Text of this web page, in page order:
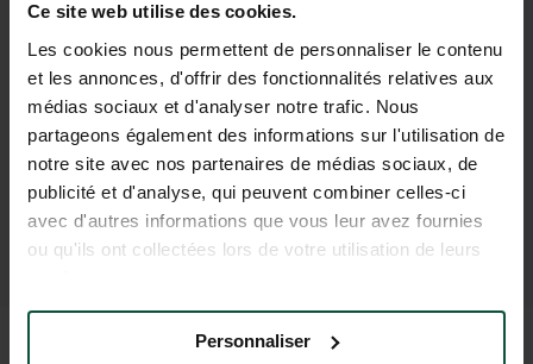
Ce site web utilise des cookies.
Les cookies nous permettent de personnaliser le contenu
et les annonces, d'offrir des fonctionnalités relatives aux
médias sociaux et d'analyser notre trafic. Nous
partageons également des informations sur l'utilisation de
notre site avec nos partenaires de médias sociaux, de
publicité et d'analyse, qui peuvent combiner celles-ci
avec d'autres informations que vous leur avez fournies
ou qu'ils ont collectées lors de votre utilisation de leurs
Personnaliser
Piscine chaufféeface aux montagnes
Sentiers derandonnéeset de VTT au
départ du camping pour découvrir le
Naturel de la Vanoise